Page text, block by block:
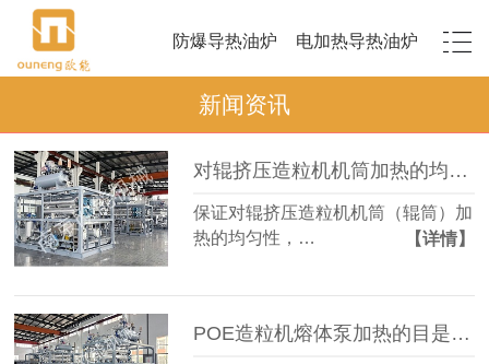
防爆导热油炉 电加热导热油炉
新闻资讯
对辊挤压造粒机机筒加热的均匀性如何保证？
保证对辊挤压造粒机机筒（辊筒）加
热的均匀性，…
【详情】
POE造粒机熔体泵加热的目是什么？